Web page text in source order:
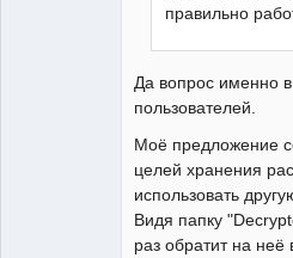
правильно
Да вопрос именно
пользователей.
Моё предложение
целей хранения
использовать
Видя папку
раз обратит на